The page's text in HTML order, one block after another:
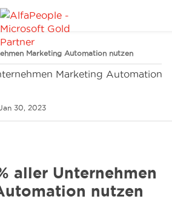
Marketing Automation nutzen
30, 2023
aller Unternehmen
nutzen
Industrie
Email
Lokale Website
Global
Deutschland
Spanien